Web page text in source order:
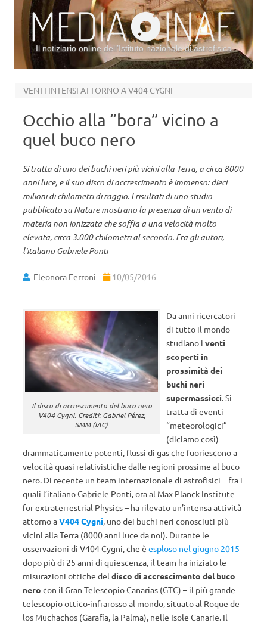
Il notiziario online dell’Istituto nazionale di astrofisica
VENTI INTENSI ATTORNO A V404 CYGNI
Occhio alla “bora” vicino a
quel buco nero
Si tratta di uno dei buchi neri più vicini alla Terra, a circa 8000
anni luce, e il suo disco di accrescimento è immenso: dieci
milioni di chilometri di raggio. I risultati di uno studio
pubblicato su Nature mostrano la presenza di un vento di
materia non ionizzata che soffia a una velocità molto
elevata, circa 3.000 chilometri al secondo. Fra gli autori,
l'italiano Gabriele Ponti
Eleonora Ferroni 10/05/2016
Il disco di accrescimento del buco nero
V404 Cygni. Crediti: Gabriel Pérez,
SMM (IAC)
Da anni ricercatori
di tutto il mondo
studiano iventi
scoperti in
prossimità dei
buchi neri
supermassicci. Si
tratta di eventi
“meteorologici”
(diciamo così)
drammaticamente potenti, flussi di gas che fuoriescono a
velocità quasi relativistiche dalle regioni prossime al buco
nero. Di recente un team internazionale di astrofisici – fra i
quali l’italiano Gabriele Ponti, ora al Max Planck Institute
for extraterrestrial Physics – ha rilevato un’intensa attività
attorno aV404 Cygni, uno dei buchi neri conosciuti più
vicini alla Terra (8000 anni luce da noi). Durante le
osservazioni di V404 Cygni, che è esploso nel giugno 2015
dopo più di 25 anni di quiescenza, il team ha iniziato le
misurazioni ottiche del disco di accrescimento del buco
nero con il Gran Telescopio Canarias (GTC) – il più grande
telescopio ottico-infrarosso al mondo, situato al Roque de
los Muchachos (Garafía, la Palma), nelle Isole Canarie. Il